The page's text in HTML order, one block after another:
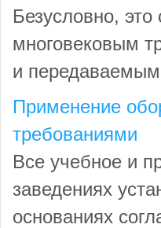
Безусловно,
многовековым
и
Применение
требованиями
Все учебное и
заведениях
основаниях